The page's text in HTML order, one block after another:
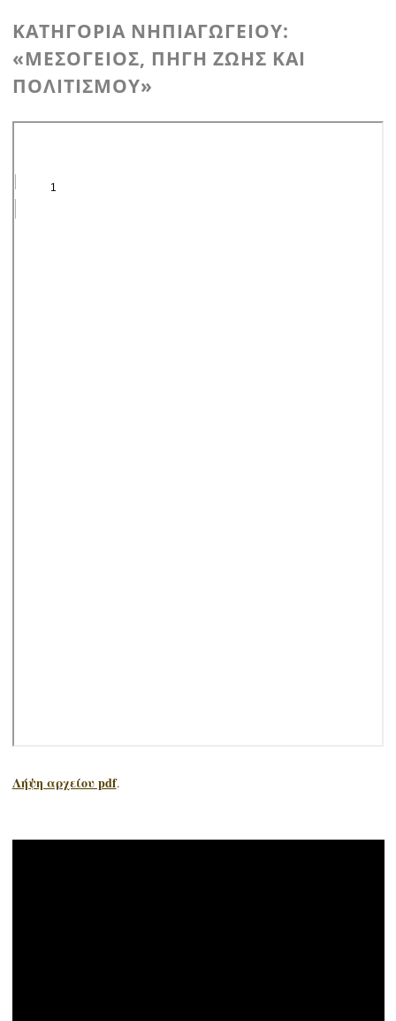
ΚΑΤΗΓΟΡΊΑ ΝΗΠΙΑΓΩΓΕΊΟΥ:
«ΜΕΣΌΓΕΙΟΣ, ΠΗΓΉ ΖΩΉΣ ΚΑΙ
ΠΟΛΙΤΙΣΜΟΎ»
Λήψη αρχείου pdf.